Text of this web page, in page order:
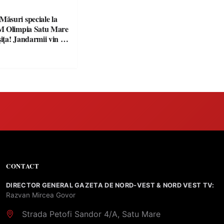
speciale la
Olimpia Satu Mare
Jandarmii vin cu
CONTACT
DIRECTOR GENERAL GAZETA DE NORD-VEST & NORD VEST TV:
Razvan Mircea Govor
Strada Petofi Sandor 4/A, Satu Mare